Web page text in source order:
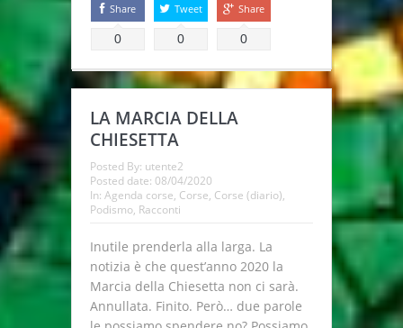
Share
0
Tweet
0
Share
0
LA MARCIA DELLA
CHIESETTA
Posted By: utente2
Posted date: 08/04/2020
In: Agenda corse, Corse, Corse (diario),
Podismo, Racconti
Inutile prenderla alla larga. La
notizia è che quest’anno 2020 la
Marcia della Chiesetta non ci sarà.
Annullata. Finito. Però… due parole